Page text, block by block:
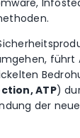
führt
ATP)
der